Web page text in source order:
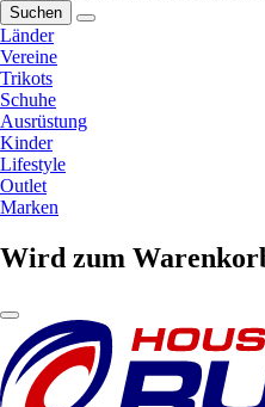
Suchen
Länder
Vereine
Trikots
Schuhe
Ausrüstung
Kinder
Lifestyle
Outlet
Marken
Wird zum